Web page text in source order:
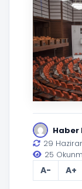
Haber
29
25
A- A+